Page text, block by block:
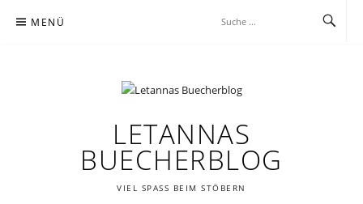
Inhalt MENÜ
LETANNAS
BUECHERBLOG
VIEL SPASS BEIM STÖBERN